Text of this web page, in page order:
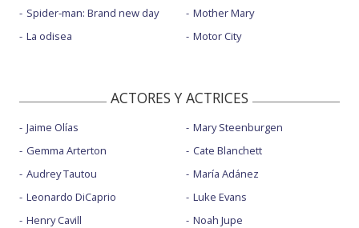
Spider-man: Brand new day
La odisea
Mother Mary
Motor City
ACTORES Y ACTRICES
Jaime Olías
Gemma Arterton
Audrey Tautou
Leonardo DiCaprio
Henry Cavill
Mary Steenburgen
Cate Blanchett
María Adánez
Luke Evans
Noah Jupe